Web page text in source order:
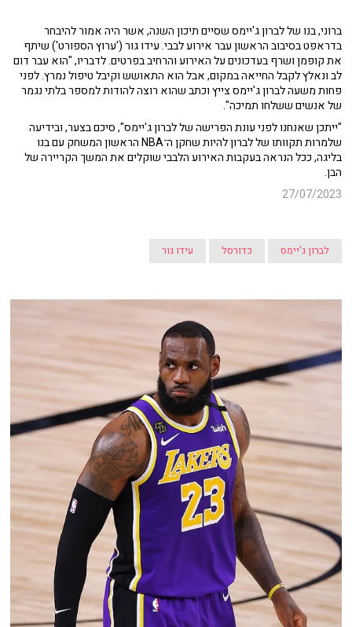
ברוני, בנו של לברון ג'יימס שסיים תיכון השנה, אשר היה אמור להיבחר
בדראפט בסיבוב הראשון עבר אירוע לבבי. עידו גור ('ערוץ הספורט') שיתף
את קופמן ושרף בעדכונים על האירוע והרחיב בפרטים. לדבריו, "הוא עבר דום
לב ונאלץ לקבל החייאה במקום, אבל הוא התאושש וקיבל טיפול נמרץ. לפני
פחות משעה לברון ג'יימס צייץ וכתב שהוא רוצה להודות למספר בלתי נגמר
של אנשים ששלחו תמיכה".
"ייתכן שאנחנו לפני עונת הפרישה של לברון ג'יימס", סיכם בצער, ובידיעה
שלמרות תקוותו של לברון להיות שחקן ה־NBA הראשון המשחק עם בנו
בליגה, ככל הנראה בעקבות האירוע הלבבי שוקלים את המשך הקריירה של
הבן.
27/07/2023
לברון ג'יימס כדורסל עידו גור